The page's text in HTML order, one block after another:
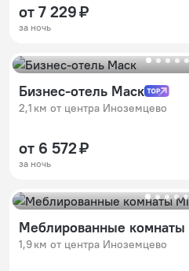
от 7 229 ₽
за ночь
Бизнес-отель Маск
2,1 км от центра Иноземцево
от 6 572 ₽
за ночь
Меблированные комнаты
1,9 км от центра Иноземцево